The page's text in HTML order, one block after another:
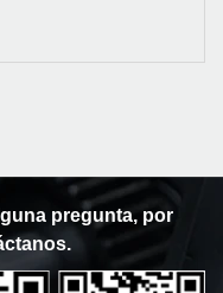
pregunta, por